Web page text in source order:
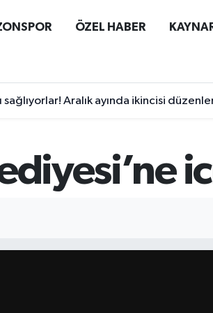
ÖZEL HABER
sağlıyorlar! Aralık ayında ikincisi